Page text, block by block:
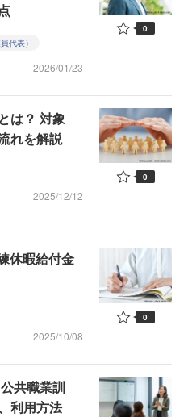
代表）
2026/01/23
0
は？ 対象
れを解説
2025/12/12
0
休暇給付金
2025/10/08
0
共職業訓
利用方法